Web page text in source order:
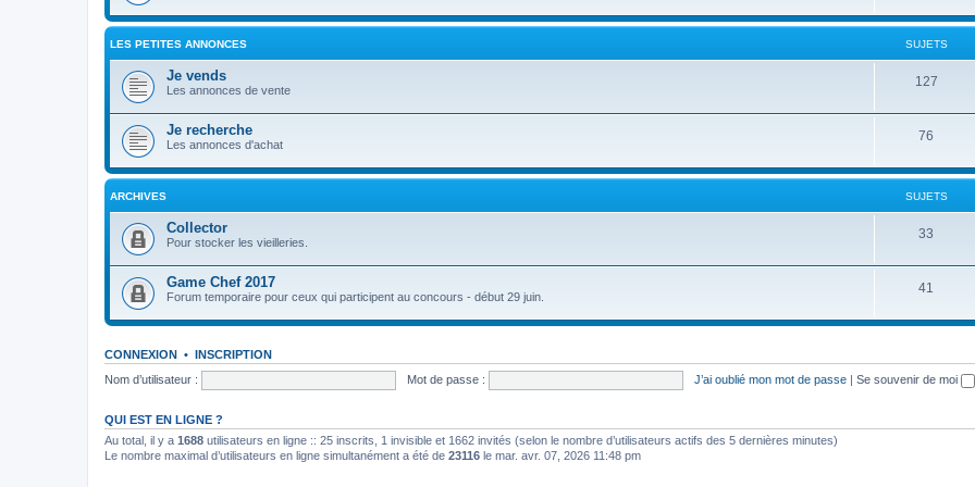
LES PETITES ANNONCES SUJETS
Je vends
Les annonces de vente
127
Je recherche
Les annonces d'achat
76
ARCHIVES SUJETS
Collector
Pour stocker les vieilleries.
33
Game Chef 2017
Forum temporaire pour ceux qui participent au concours - début 29 juin.
41
CONNEXION • INSCRIPTION
Nom d’utilisateur :
Mot de passe : J’ai oublié mon mot de passe | Se souvenir de moi
QUI EST EN LIGNE ?
Au total, il y a 1688 utilisateurs en ligne :: 25 inscrits, 1 invisible et 1662 invités (selon le nombre d’utilisateurs actifs des 5 dernières minutes)
Le nombre maximal d’utilisateurs en ligne simultanément a été de 23116 le mar. avr. 07, 2026 11:48 pm